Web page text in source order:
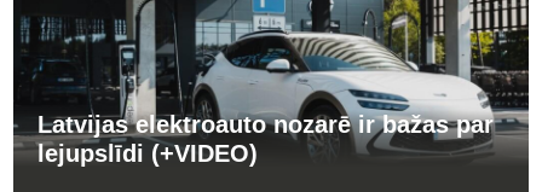
Latvijas elektroauto nozarē ir bažas par
lejupslīdi (+VIDEO)